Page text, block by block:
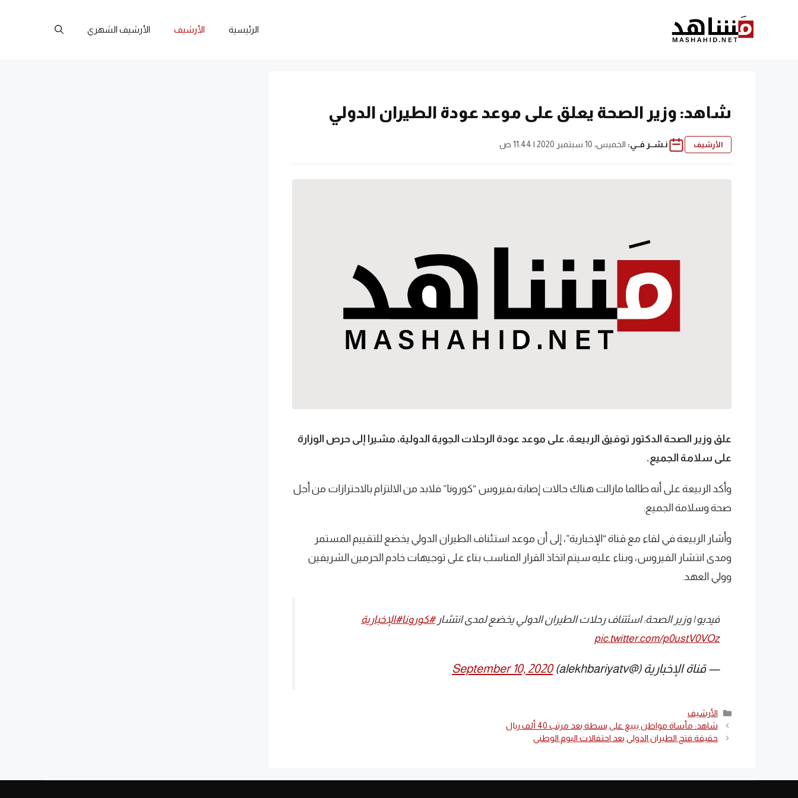
الرئيسية الأرشيف الأرشيف الشهري
شاهد: وزير الصحة يعلق على موعد عودة الطيران الدولي
الأرشيف نـشــر فــي: الخميس، 10 سبتمبر 2020 | 11:44 ص
علق وزير الصحة الدكتور توفيق الربيعة، على موعد عودة الرحلات الجوية الدولية، مشيرا إلى حرص الوزارة
على سلامة الجميع.
وأكد الربيعة على أنه طالما مازالت هناك حالات إصابة بفيروس “كورونا” فلابد من الالتزام بالاحترازات من أجل
صحة وسلامة الجميع.
وأشار الربيعة في لقاء مع قناة “الإخبارية”، إلى أن موعد استئناف الطيران الدولي يخضع للتقييم المستمر
ومدى انتشار الفيروس، وبناء عليه سيتم اتخاذ القرار المناسب بناء على توجيهات خادم الحرمين الشريفين
وولي العهد.
فيديو | وزير الصحة: اسئتناف رحلات الطيران الدولي يخضع لمدى انتشار#كورونا#الإخبارية
pic.twitter.com/p0ustV0VOz
— قناة الإخبارية (@alekhbariyatv) September 10, 2020
التصنيفات
الأرشيف
شاهد: مأساة مواطن يبيع على بسطة بعد مرتب 40 ألف ريال
حقيقة فتح الطيران الدولي بعد احتفالات اليوم الوطني